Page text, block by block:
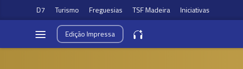
D7 Turismo Freguesias TSF Madeira Iniciativas
EdiçãoImpressa